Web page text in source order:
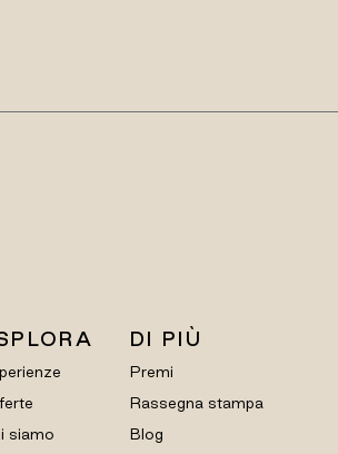
siamo
DI PIÙ
Premi
Rassegna stampa
Blog